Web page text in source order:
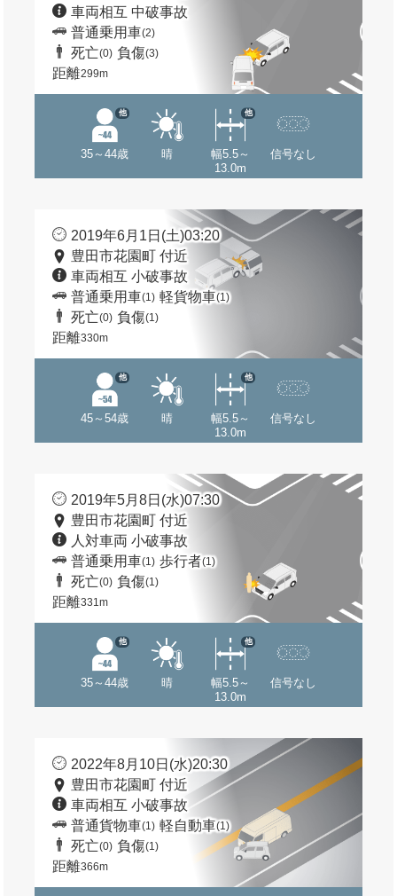
車両相互 中破事故
普通乗用車(2)
死亡(0) 負傷(3)
距離299m
35～44歳
他
晴
幅5.5～
13.0m
他
信号なし
2019年6月1日(土)03:20
豊田市花園町 付近
車両相互 小破事故
普通乗用車(1) 軽貨物車(1)
死亡(0) 負傷(1)
距離330m
45～54歳
他
晴
幅5.5～
13.0m
他
信号なし
2019年5月8日(水)07:30
豊田市花園町 付近
人対車両 小破事故
普通乗用車(1) 歩行者(1)
死亡(0) 負傷(1)
距離331m
35～44歳
他
晴
幅5.5～
13.0m
他
信号なし
2022年8月10日(水)20:30
豊田市花園町 付近
車両相互 小破事故
普通貨物車(1) 軽自動車(1)
死亡(0) 負傷(1)
距離366m